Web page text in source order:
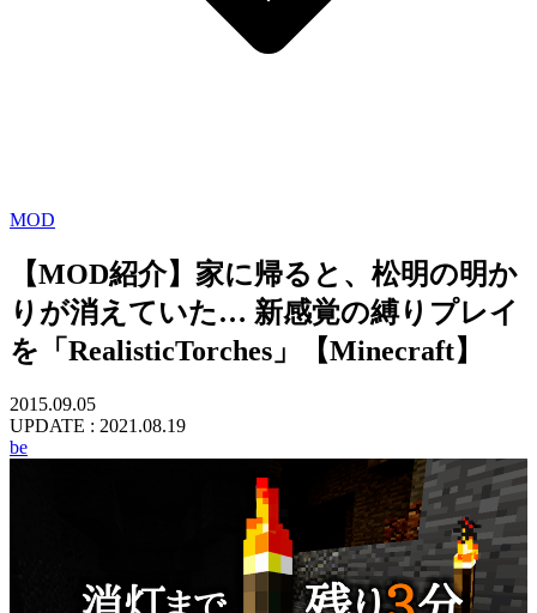
MOD
【MOD紹介】家に帰ると、松明の明か
りが消えていた… 新感覚の縛りプレイ
を「RealisticTorches」【Minecraft】
2015.09.05
UPDATE : 2021.08.19
be